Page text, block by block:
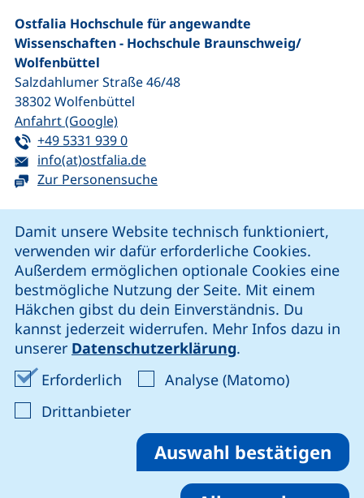
Damit unsere Website technisch funktioniert,
verwenden wir dafür erforderliche Cookies.
Außerdem ermöglichen optionale Cookies eine
bestmögliche Nutzung der Seite. Mit einem
Häkchen gibst du dein Einverständnis. Du
kannst jederzeit widerrufen. Mehr Infos dazu in
unserer Datenschutzerklärung.
Erforderlich Erforderliche Cookies akzeptieren
Analyse (Matomo)Analyse-
Drittanbieter: Cookies von Drittanbieter
Auswahl bestätigen
Ostfalia Hochschule für angewandte
Wissenschaften - Hochschule Braunschweig/​
Wolfenbüttel
Salzdahlumer Straße 46/48
38302Wolfenbüttel
Anfahrt (Google)(externer Link, öffnet neues Fenster)
Tel:
+49 5331 939 0(startet einen Telefonanruf, wenn Ihr
E-Mail:
info(at)ostfalia.de(öffnet Ihr E-Mail-Programm)
Zur Personensuche
unsere Facebook-Seite (externer Link, öffnet neues
unsere LinkedIn-Seite (externer Link, öffnet
unsere Instagram-Seite (externer Link,
unsere YouTube-Seite (externer
Cookie-Einstellungen
Impressum
Datenschutz
Erklärung zur Barrierefreiheit